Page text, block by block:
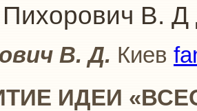
Пихорович В. Д
В. Д. Киев
ИДЕИ